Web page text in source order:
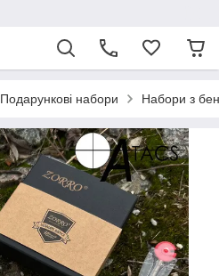
Подарункові набори Набори з